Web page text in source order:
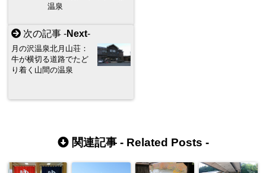
温泉
次の記事 -Next-
月の沢温泉北月山荘：
牛が横切る道路でたど
り着く山間の温泉
関連記事 - Related Posts -